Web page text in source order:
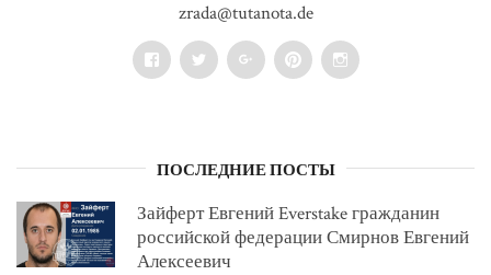
zrada@tutanota.de
FacebookTwitter Google+PinterestInstagram
ПОСЛЕДНИЕ ПОСТЫ
Зайферт Евгений Everstake гражданин
российской федерации Смирнов Евгений
Алексеевич